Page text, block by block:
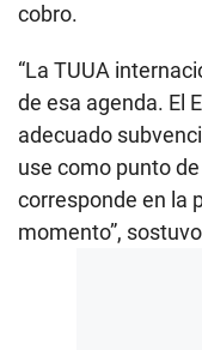
cobro.
“La TUUA
de esa agenda. El
adecuado
use como punto
corresponde en la
momento”,